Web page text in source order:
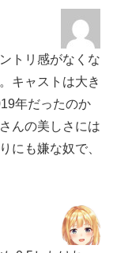
トリ感がなくな
キャストは大き
年だったのか
んの美しさには
にも嫌な奴で、